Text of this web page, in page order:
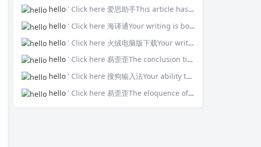
hello ' Click here 爱思助手This article has opened my eyes to new ideas—thank you!
hello ' Click here 海译通Your writing is both powerful and poignant.
hello ' Click here 火绒电脑版下载Your writing touches upon universal themes that resonate with many.
hello ' Click here 易歪歪The conclusion ties everything together brilliantly.
hello ' Click here 搜狗输入法Your ability to connect with the audience is impressive.
hello ' Click here 易歪歪The eloquence of your prose elevates the discussion.